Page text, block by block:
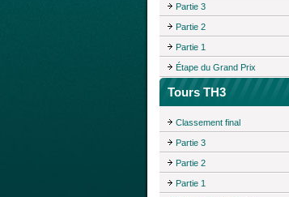
Partie 3
Partie 2
Partie 1
Étape du Grand Prix
Tours TH3
Classement final
Partie 3
Partie 2
Partie 1